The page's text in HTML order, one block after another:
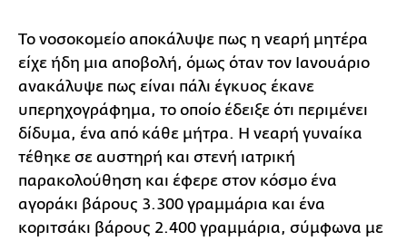
Το νοσοκομείο αποκάλυψε πως η νεαρή μητέρα
είχε ήδη μια αποβολή, όμως όταν τον Ιανουάριο
ανακάλυψε πως είναι πάλι έγκυος έκανε
υπερηχογράφημα, το οποίο έδειξε ότι περιμένει
δίδυμα, ένα από κάθε μήτρα. Η νεαρή γυναίκα
τέθηκε σε αυστηρή και στενή ιατρική
παρακολούθηση και έφερε στον κόσμο ένα
αγοράκι βάρους 3.300 γραμμάρια και ένα
κοριτσάκι βάρους 2.400 γραμμάρια, σύμφωνα με